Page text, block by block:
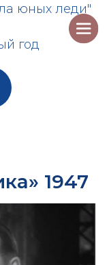
юных леди"
год
1947